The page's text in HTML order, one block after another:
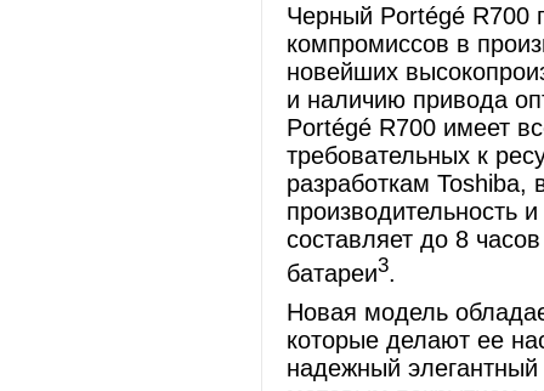
Черный Portégé R700
компромиссов в
новейших
и наличию привода
Portégé R700 имеет
требовательных к
разработкам Toshiba,
производительность
составляет до 8
батареи3.
Новая модель
которые делают ее
надежный элегантный